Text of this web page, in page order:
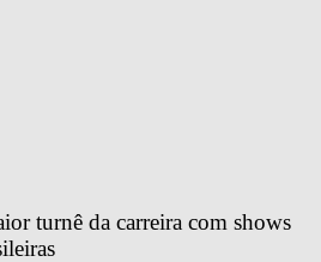
turnê da carreira com shows